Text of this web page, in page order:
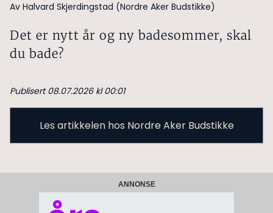
Av Halvard Skjerdingstad (Nordre Aker Budstikke)
Det er nytt år og ny badesommer, skal
du bade?
Publisert 08.07.2026 kl 00:01
Les artikkelen hos Nordre Aker Budstikke
ANNONSE